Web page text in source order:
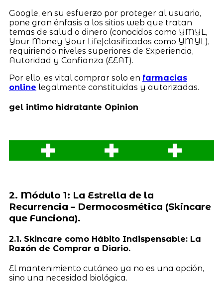
Google, en su esfuerzo por proteger al usuario,
pone gran énfasis a los sitios web que tratan
temas de salud o dinero (conocidos como YMYL,
Your Money Your Life|clasificados como YMYL),
requiriendo niveles superiores de Experiencia,
Autoridad y Confianza (EEAT).
Por ello, es vital comprar solo en farmacias
online legalmente constituidas y autorizadas.
gel intimo hidratante Opinion
2. Módulo 1: La Estrella de la
Recurrencia – Dermocosmética (Skincare
que Funciona).
2.1. Skincare como Hábito Indispensable: La
Razón de Comprar a Diario.
El mantenimiento cutáneo ya no es una opción,
sino una necesidad biológica.